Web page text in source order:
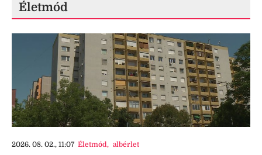
Életmód
2026. 08. 02., 11:07 Életmód, albérlet